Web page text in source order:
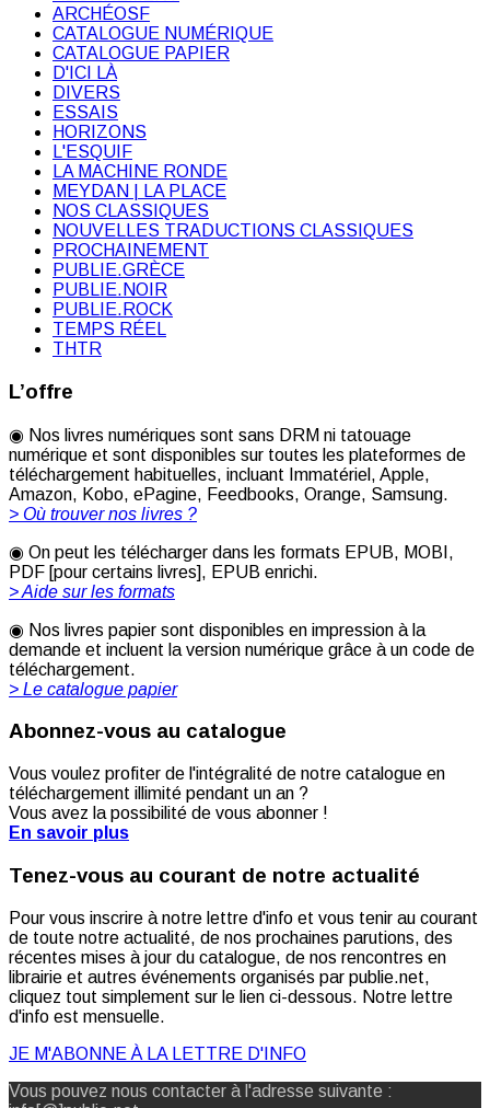
ARCHÉOSF
CATALOGUE NUMÉRIQUE
CATALOGUE PAPIER
D'ICI LÀ
DIVERS
ESSAIS
HORIZONS
L'ESQUIF
LA MACHINE RONDE
MEYDAN | LA PLACE
NOS CLASSIQUES
NOUVELLES TRADUCTIONS CLASSIQUES
PROCHAINEMENT
PUBLIE.GRÈCE
PUBLIE.NOIR
PUBLIE.ROCK
TEMPS RÉEL
THTR
L’offre
◉ Nos livres numériques sont sans DRM ni tatouage
numérique et sont disponibles sur toutes les plateformes de
téléchargement habituelles, incluant Immatériel, Apple,
Amazon, Kobo, ePagine, Feedbooks, Orange, Samsung.
> Où trouver nos livres ?
◉ On peut les télécharger dans les formats EPUB, MOBI,
PDF [pour certains livres], EPUB enrichi.
> Aide sur les formats
◉ Nos livres papier sont disponibles en impression à la
demande et incluent la version numérique grâce à un code de
téléchargement.
> Le catalogue papier
Abonnez-vous au catalogue
Vous voulez profiter de l'intégralité de notre catalogue en
téléchargement illimité pendant un an ?
Vous avez la possibilité de vous abonner !
En savoir plus
Tenez-vous au courant de notre actualité
Pour vous inscrire à notre lettre d'info et vous tenir au courant
de toute notre actualité, de nos prochaines parutions, des
récentes mises à jour du catalogue, de nos rencontres en
librairie et autres événements organisés par publie.net,
cliquez tout simplement sur le lien ci-dessous. Notre lettre
d'info est mensuelle.
JE M'ABONNE À LA LETTRE D'INFO
Vous pouvez nous contacter à l'adresse suivante :